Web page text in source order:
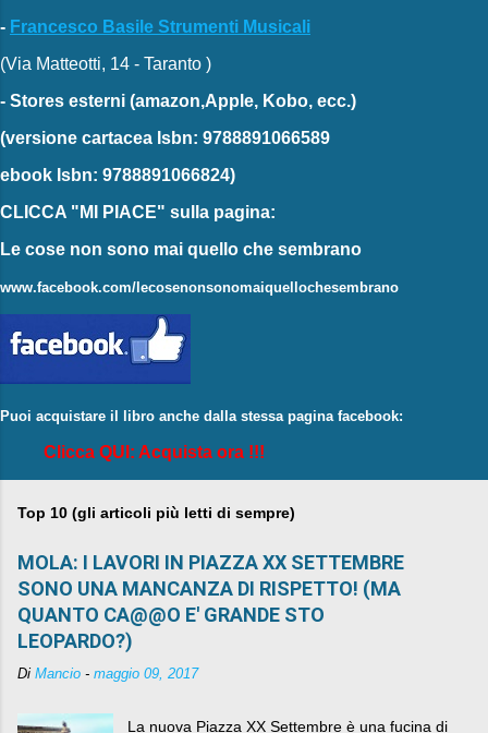
- Francesco Basile Strumenti Musicali
(Via Matteotti, 14 - Taranto )
- Stores esterni (amazon,Apple, Kobo, ecc.)
(versione cartacea Isbn: 9788891066589
ebook Isbn: 9788891066824)
CLICCA "MI PIACE" sulla pagina:
Le cose non sono mai quello che sembrano
www.facebook.com/lecosenonsonomaiquellochesembrano
Puoi acquistare il libro anche dalla stessa pagina facebook:
Clicca QUI: Acquista ora !!!
Top 10 (gli articoli più letti di sempre)
MOLA: I LAVORI IN PIAZZA XX SETTEMBRE
SONO UNA MANCANZA DI RISPETTO! (MA
QUANTO CA@@O E' GRANDE STO
LEOPARDO?)
Di Mancio - maggio 09, 2017
La nuova Piazza XX Settembre è una fucina di